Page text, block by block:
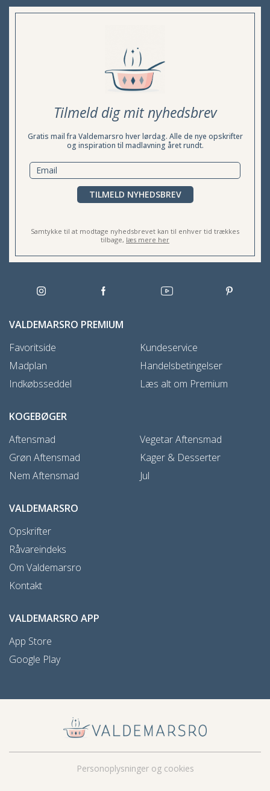
Tilmeld dig mit nyhedsbrev
Gratis mail fra Valdemarsro hver lørdag. Alle de nye opskrifter
og inspiration til madlavning året rundt.
TILMELD NYHEDSBREV
Samtykke til at modtage nyhedsbrevet kan til enhver tid trækkes
tilbage, læs mere her
VALDEMARSRO PREMIUM
Favoritside
Madplan
Indkøbsseddel
Kundeservice
Handelsbetingelser
Læs alt om Premium
KOGEBØGER
Aftensmad
Grøn Aftensmad
Nem Aftensmad
Vegetar Aftensmad
Kager & Desserter
Jul
VALDEMARSRO
Opskrifter
Råvareindeks
Om Valdemarsro
Kontakt
VALDEMARSRO APP
App Store
Google Play
Personoplysninger og cookies